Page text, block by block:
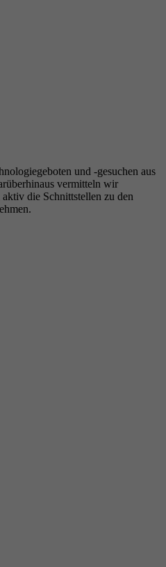
und -gesuchen aus
vermitteln wir
die Schnittstellen zu den